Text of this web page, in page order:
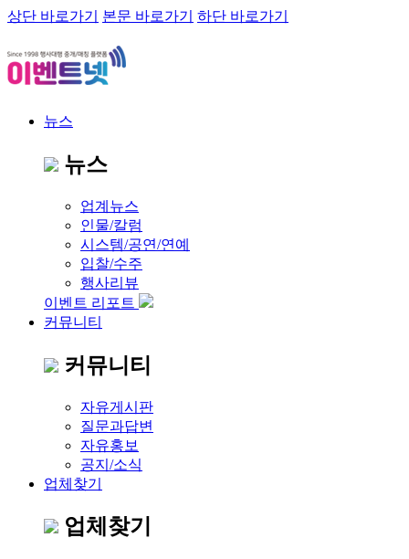
상단 바로가기 본문 바로가기 하단 바로가기
뉴스
뉴스
업계뉴스
인물/칼럼
시스템/공연/연예
입찰/수주
행사리뷰
이벤트 리포트
커뮤니티
커뮤니티
자유게시판
질문과답변
자유홍보
공지/소식
업체찾기
업체찾기